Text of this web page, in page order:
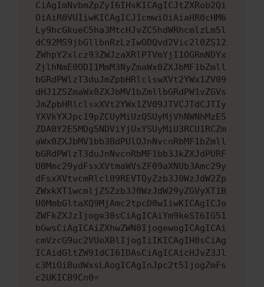
CiAgImNvbmZpZyI6IHsKICAgICJtZXRob2Qi
OiAiR0VUIiwKICAgICJ1cmwiOiAiaHR0cHM6
Ly9hcGkueC5ha3MtcHJvZC5hdWRhcmlzLm5l
dC92MS9jbGllbnRzLzIwODQvd2Vic2l0ZS12
ZWhpY2xlcz93ZWJzaXRlPTVmYjI1OGRmNDYx
ZjlhNmE0ODI1MmM3NyZmaWx0ZXJbMF1bZmll
bGRdPWlzT3duJmZpbHRlclswXVt2YWx1ZV09
dHJ1ZSZmaWx0ZXJbMV1bZmllbGRdPW1vZGVs
JmZpbHRlclsxXVt2YWx1ZV09JTVCJTdCJTIy
YXVkYXJpc19pZCUyMiUzQSUyMjVhNWNhMzE5
ZDA0Y2E5MDg5NDViYjUxYSUyMiU3RCU1RCZm
aWx0ZXJbMV1bb3BdPUlOJnNvcnRbMF1bZmll
bGRdPWlzT3duJnNvcnRbMF1bb3JkZXJdPURF
U0Mmc29ydFsxXVtmaWVsZF09aXNUb3Amc29y
dFsxXVtvcmRlcl09REVTQyZzb3J0WzJdW2Zp
ZWxkXT1wcmljZSZzb3J0WzJdW29yZGVyXT1B
U0MmbGltaXQ9MjAmc2tpcD0wIiwKICAgICJo
ZWFkZXJzIjoge30sCiAgICAiYm9keSI6IG51
bGwsCiAgICAiZXhwZWN0IjogewogICAgICAi
cmVzcG9uc2VUeXBlIjogIiIKICAgIH0sCiAg
ICAidGltZW91dCI6IDAsCiAgICAicHJvZ3Jl
c3MiOiBudWxsLAogICAgInJpc2t5IjogZmFs
c2UKICB9Cn0=